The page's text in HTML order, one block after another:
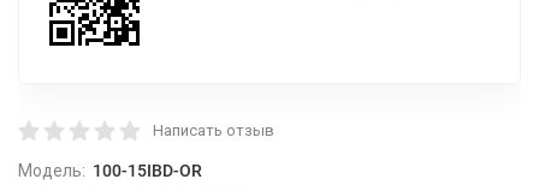
Написать отзыв
Модель: 100-15IBD-OR